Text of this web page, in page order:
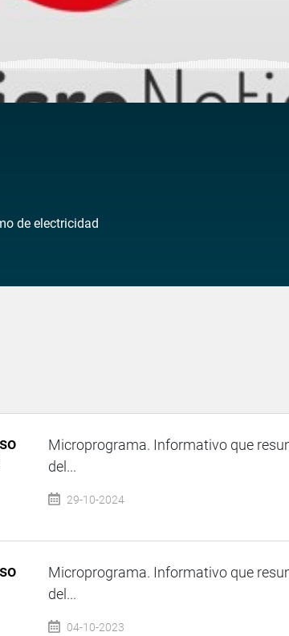
de electricidad
Microprograma. Informativo que
del...
29-10-2024
Microprograma. Informativo que
del...
04-10-2023